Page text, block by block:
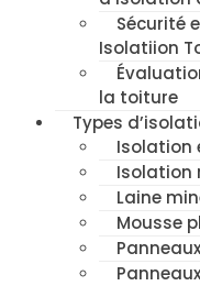
Sécurité
Isolatiion
la toiture
Types
Isolation
Isolation
Laine
Mousse